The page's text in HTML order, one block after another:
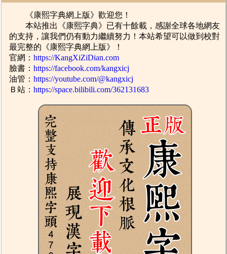
《康熙字典網上版》歡迎您！
本站推出《康熙字典》已有十餘載，感謝全球各地網友
的支持，讓我們仍有動力繼續努力！本站希望可以做到校對
最完整的《康熙字典網上版》！
官網：https://KangXiZiDian.com
臉書：https://facebook.com/kangxicj
油管：https://youtube.com/@kangxicj
Ｂ站：https://space.bilibili.com/362131683